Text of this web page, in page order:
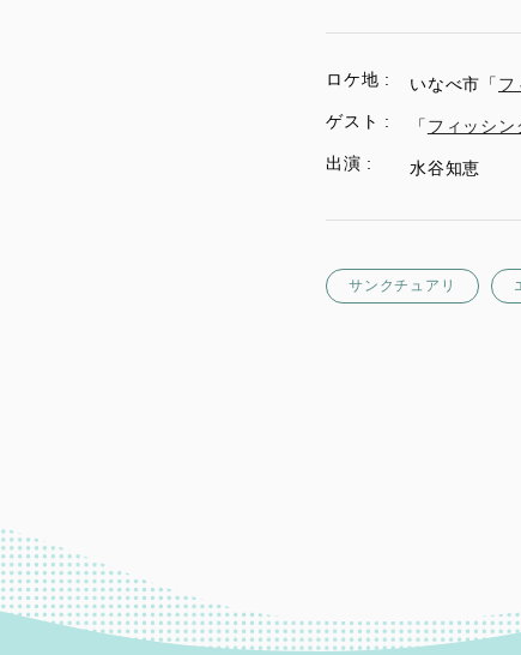
ロケ地 : いなべ市「 フ
ゲスト :
「 フィッシン
出演 :
水谷知恵
サンクチュアリ